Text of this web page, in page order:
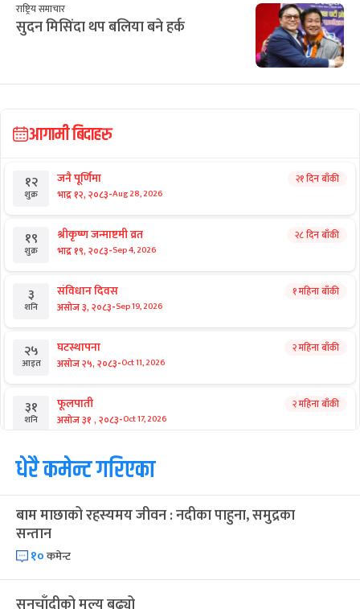
राष्ट्रिय समाचार
सुदन मिसिंदा थप बलिया बने हर्क
आगामी बिदाहरु
१२
शुक्र
जनै पूर्णिमा
भाद्र १२, २०८३-Aug 28, 2026
२१ दिन बाँकी
१९
शुक्र
श्रीकृष्ण जन्माष्टमी व्रत
भाद्र १९, २०८३-Sep 4, 2026
२८ दिन बाँकी
३
शनि
संविधान दिवस
असोज ३, २०८३-Sep 19, 2026
१ महिना बाँकी
२५
आइत
घटस्थापना
असोज २५, २०८३-Oct 11, 2026
२ महिना बाँकी
३१
शनि
फूलपाती
असोज ३१ , २०८३-Oct 17, 2026
२ महिना बाँकी
१
आइत
कार्तिक सङ्क्रान्ति
कार्तिक १, २०८३-Oct 18, 2026
३
मंगल
महानवमी २ महिना बाँकी
४
धेरै कमेन्ट गरिएका
बाम माछाको रहस्यमय जीवन : नदीका पाहुना, समुद्रका
सन्तान
१०कमेन्ट